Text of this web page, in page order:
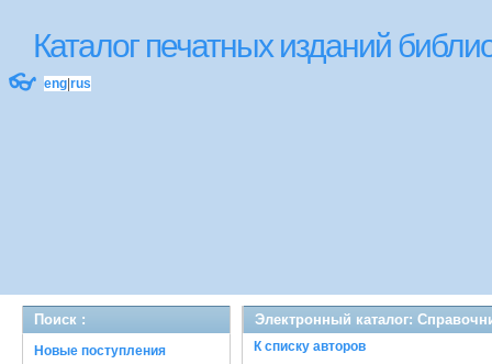
Каталог печатных изданий
👓 eng rus
Поиск :
Новые поступления
Электронный каталог:
К списку авторов